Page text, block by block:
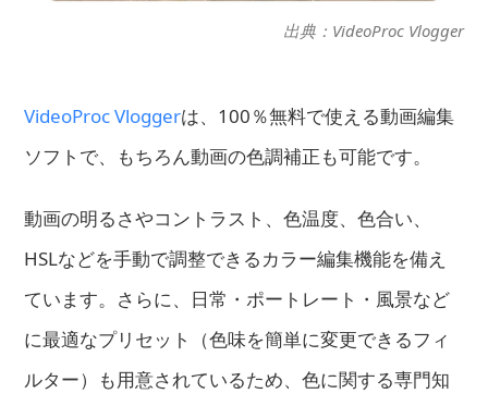
出典：VideoProc Vlogger
VideoProc Vloggerは、100％無料で使える動画編集
ソフトで、もちろん動画の色調補正も可能です。
動画の明るさやコントラスト、色温度、色合い、
HSLなどを手動で調整できるカラー編集機能を備え
ています。さらに、日常・ポートレート・風景など
に最適なプリセット（色味を簡単に変更できるフィ
ルター）も用意されているため、色に関する専門知